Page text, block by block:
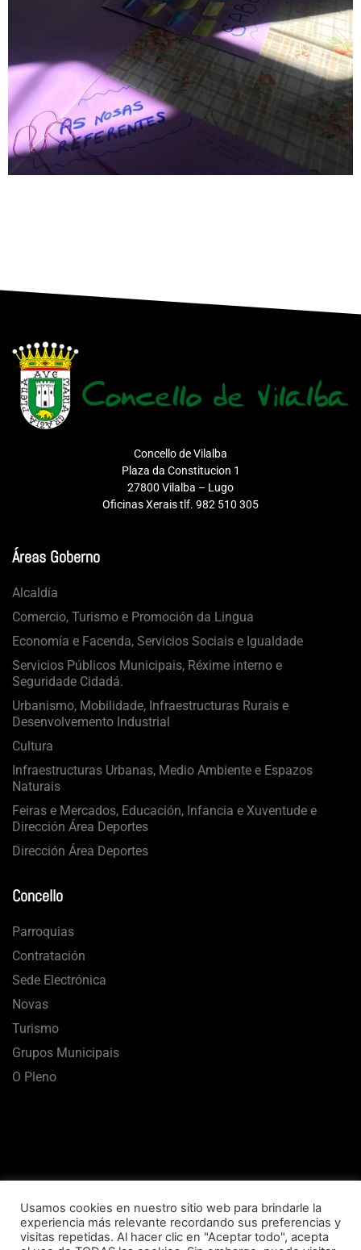
Concello de Vilalba
Plaza da Constitucion 1
27800 Vilalba – Lugo
Oficinas Xerais tlf. 982 510 305
Áreas Goberno
Alcaldía
Comercio, Turismo e Promoción da Lingua
Economía e Facenda, Servicios Sociais e Igualdade
Servicios Públicos Municipais, Réxime interno e
Seguridade Cidadá.
Urbanismo, Mobilidade, Infraestructuras Rurais e
Desenvolvemento Industrial
Cultura
Infraestructuras Urbanas, Medio Ambiente e Espazos
Naturais
Feiras e Mercados, Educación, Infancia e Xuventude e
Dirección Área Deportes
Dirección Área Deportes
Concello
Parroquias
Contratación
Sede Electrónica
Novas
Turismo
Grupos Municipais
O Pleno
Usamos cookies en nuestro sitio web para brindarle la
experiencia más relevante recordando sus preferencias y
visitas repetidas. Al hacer clic en "Aceptar todo", acepta